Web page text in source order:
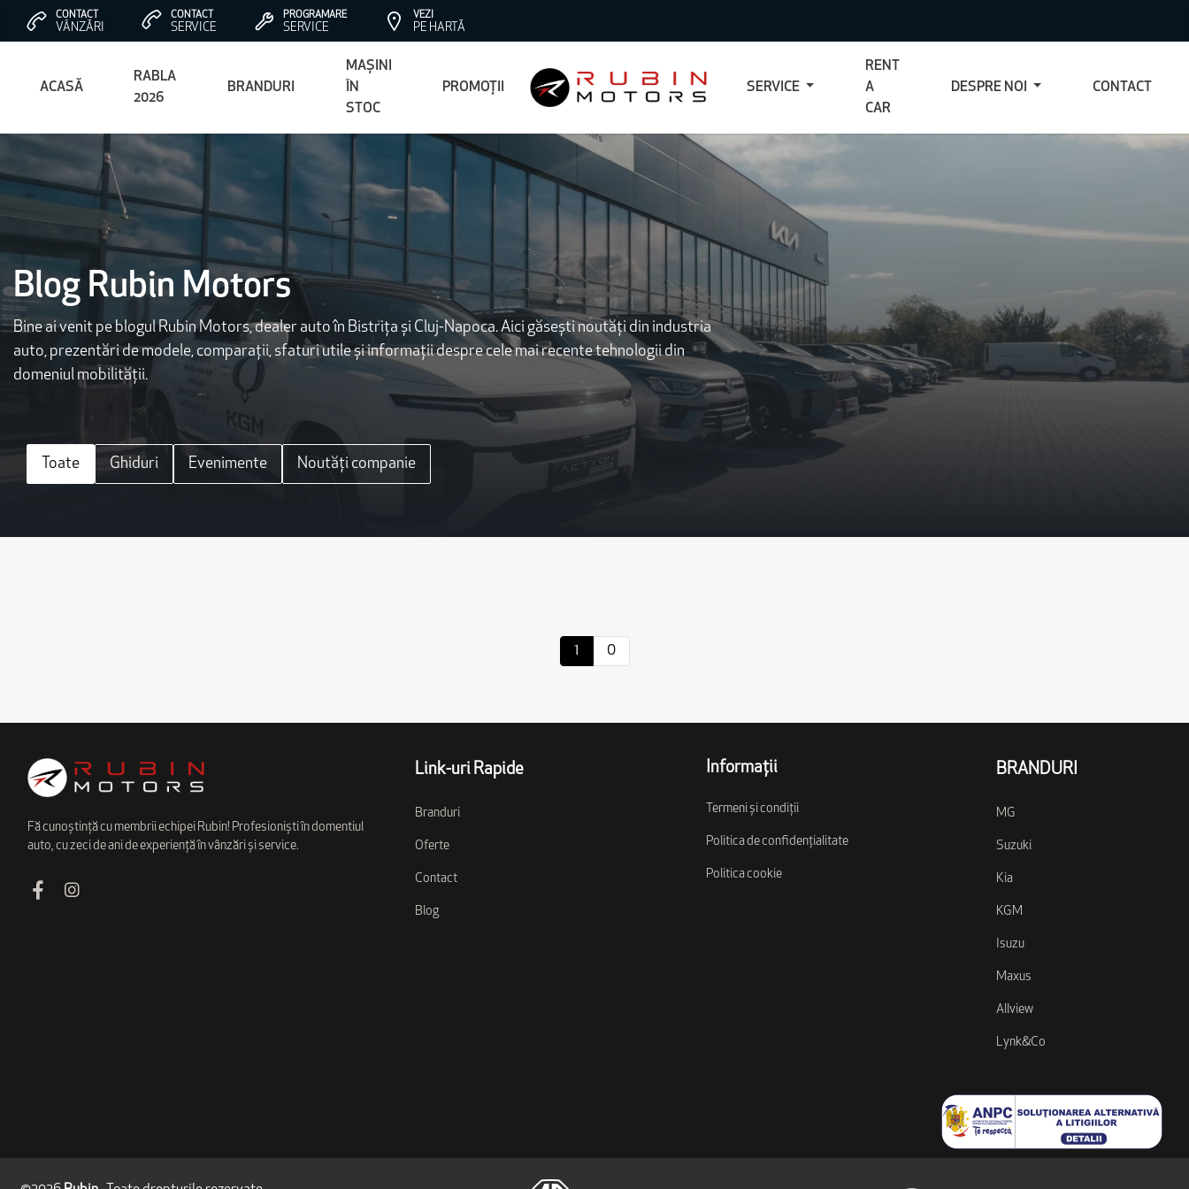
CONTACT
VÂNZĂRI
CONTACT
SERVICE
PROGRAMARE
SERVICE
VEZI
PE HARTĂ
ACASĂ
RABLA
2026
BRANDURI
MAȘINI
ÎN
STOC
PROMOȚII SERVICE
RENT
A
CAR
DESPRE NOI CONTACT
Blog Rubin Motors
Bine ai venit pe blogul Rubin Motors, dealer auto în Bistrița și Cluj-Napoca. Aici găsești noutăți din industria
auto, prezentări de modele, comparații, sfaturi utile și informații despre cele mai recente tehnologii din
domeniul mobilității.
Toate Ghiduri Evenimente Noutăți companie
1 0
Fă cunoștință cu membrii echipei Rubin! Profesioniști în domentiul
auto, cu zeci de ani de experiență în vânzări și service.
Link-uri Rapide
Branduri
Oferte
Contact
Blog
Informații
Termeni și condiții
Politica de confidențialitate
Politica cookie
BRANDURI
MG
Suzuki
Kia
KGM
Isuzu
Maxus
Allview
Lynk&Co